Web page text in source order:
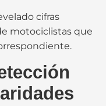
cifras
motociclistas que